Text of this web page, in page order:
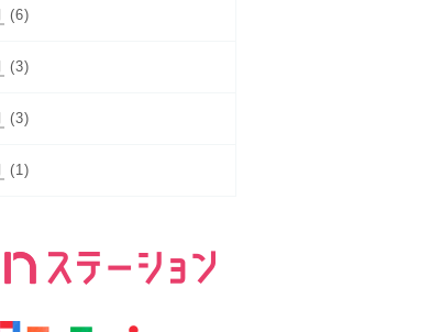
(6)
(3)
(3)
(1)